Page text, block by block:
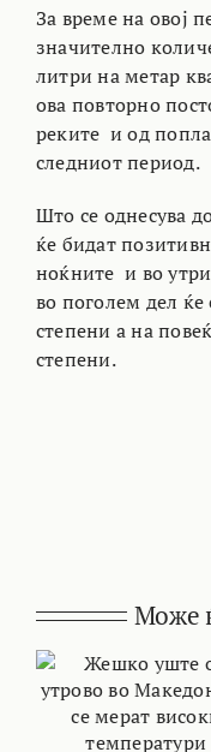
За време на овој
значително
литри на метар
ова повторно
реките и од
следниот период.
Што се однесува
ќе бидат
ноќните и во
во поголем дел ќе
степени а на
степени.
Може